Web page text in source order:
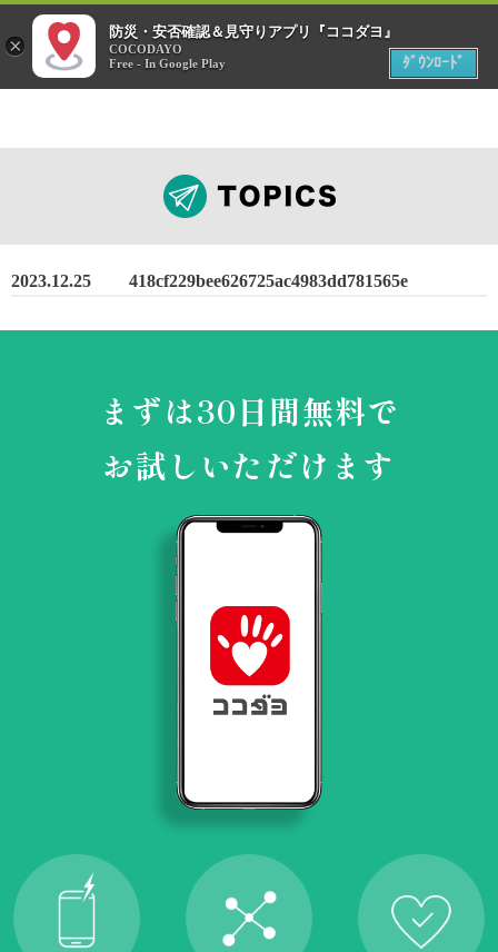
災害時
MENU
2023.12.25 418cf229bee626725ac4983dd781565e
まずは30日間無料で
お試しいただけます
×
防災・安否確認＆見守りアプリ『ココダヨ』
COCODAYO
Free - In Google Play
ﾀﾞｳﾝﾛｰﾄﾞ